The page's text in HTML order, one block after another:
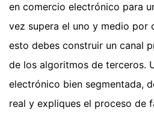
en comercio electrónico para
vez supera el uno y medio por
esto debes construir un canal
de los algoritmos de terceros.
electrónico bien segmentada,
real y expliques el proceso de